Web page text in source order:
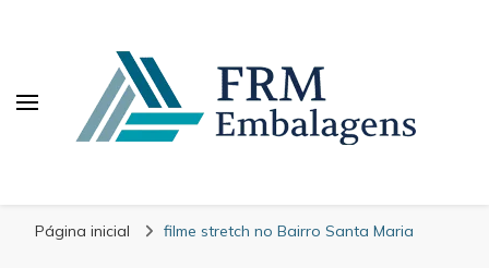
Página inicial filme stretch no Bairro Santa Maria